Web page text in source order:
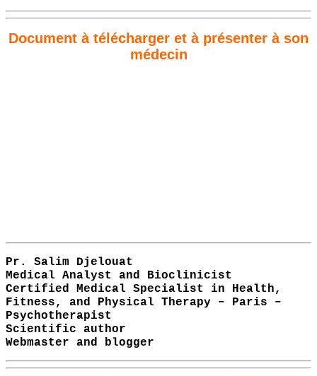
Document à télécharger et à présenter à son
médecin
Pr. Salim Djelouat
Medical Analyst and Bioclinicist
Certified Medical Specialist in Health,
Fitness, and Physical Therapy – Paris –
Psychotherapist
Scientific author
Webmaster and blogger